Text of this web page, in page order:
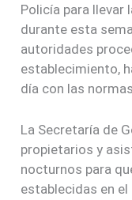
Policía para
durante esta
autoridades
establecimiento,
día con las
La Secretaría de
propietarios y
nocturnos para
establecidas en